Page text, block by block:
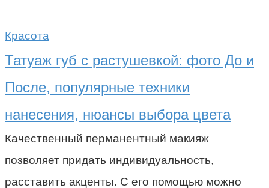
Красота
Татуаж губ с растушевкой: фото До и
После, популярные техники
нанесения, нюансы выбора цвета
Качественный перманентный макияж
позволяет придать индивидуальность,
расставить акценты. С его помощью можно